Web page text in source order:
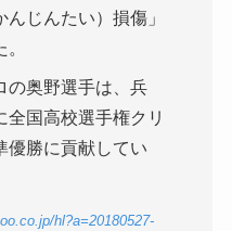
じんたい）損傷」
の奥野選手は、兵
全国高校選手権クリ
優勝に貢献してい
hl?a=20180527-